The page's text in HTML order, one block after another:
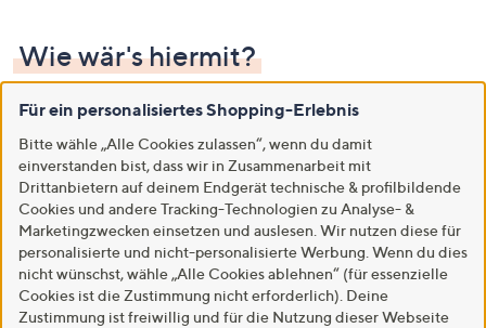
Wie wär's hiermit?
Für ein personalisiertes Shopping-Erlebnis
Bitte wähle „Alle Cookies zulassen“, wenn du damit
einverstanden bist, dass wir in Zusammenarbeit mit
Drittanbietern auf deinem Endgerät technische & profilbildende
Cookies und andere Tracking-Technologien zu Analyse- &
Marketingzwecken einsetzen und auslesen. Wir nutzen diese für
personalisierte und nicht-personalisierte Werbung. Wenn du dies
nicht wünschst, wähle „Alle Cookies ablehnen“ (für essenzielle
Cookies ist die Zustimmung nicht erforderlich). Deine
Zustimmung ist freiwillig und für die Nutzung dieser Webseite